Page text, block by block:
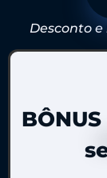
Desconto